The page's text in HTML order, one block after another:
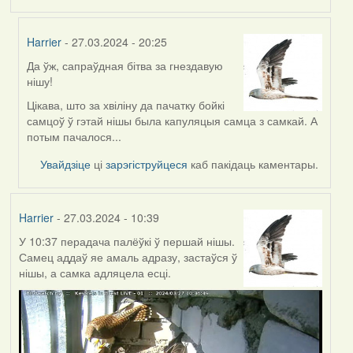
Harrier - 27.03.2024 - 20:25
In
reply
to
by
Feather
Да ўж, сапраўдная бітва за гнездавую
нішу!
Цікава, што за хвіліну да пачатку бойкі
самцоў ў гэтай нішы была капуляцыя самца з самкай. А
потым пачалося...
Увайдзіце цізарэгіструйцеся каб пакідаць каментары.
Harrier- 27.03.2024 - 10:39
У 10:37 перадача палёўкі ў першай нішы.
Самец аддаў яе амаль адразу, застаўся ў
нішы, а самка адляцела есці.